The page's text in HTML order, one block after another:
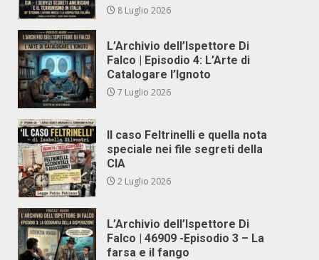
8 Luglio 2026
L’Archivio dell’Ispettore Di
Falco | Episodio 4: L’Arte di
Catalogare l’Ignoto
7 Luglio 2026
Il caso Feltrinelli e quella nota
speciale nei file segreti della
CIA
2 Luglio 2026
L’Archivio dell’Ispettore Di
Falco | 46909 -Episodio 3 – La
farsa e il fango